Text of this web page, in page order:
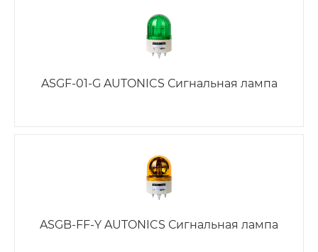
ASGF-01-G AUTONICS Сигнальная лампа
ASGB-FF-Y AUTONICS Сигнальная лампа